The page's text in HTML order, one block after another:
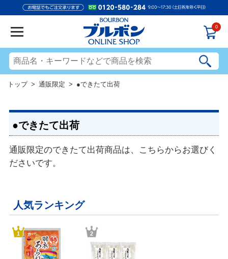
0
トップ> 通販限定 > ●できたて出荷
●できたて出荷
通販限定のできたて出荷商品は、こちらからお選びく
ださいです。
人気ランキング
1 2